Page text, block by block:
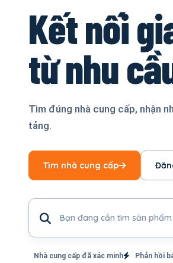
Kết nối
từ nhu
Tìm đúng nhà cung cấp, nhận
tảng.
Tìm nhà cung cấp
Nhà cung cấp đã xác minh Phản hồi